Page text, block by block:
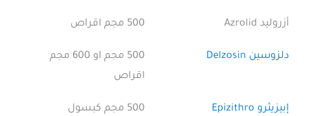
أزروليد Azrolid 500 مجم اقراص
دلزوسين Delzosin
500 مجم او 600 مجم
اقراص
إبيزيثرو Epizithro 500 مجم كبسول